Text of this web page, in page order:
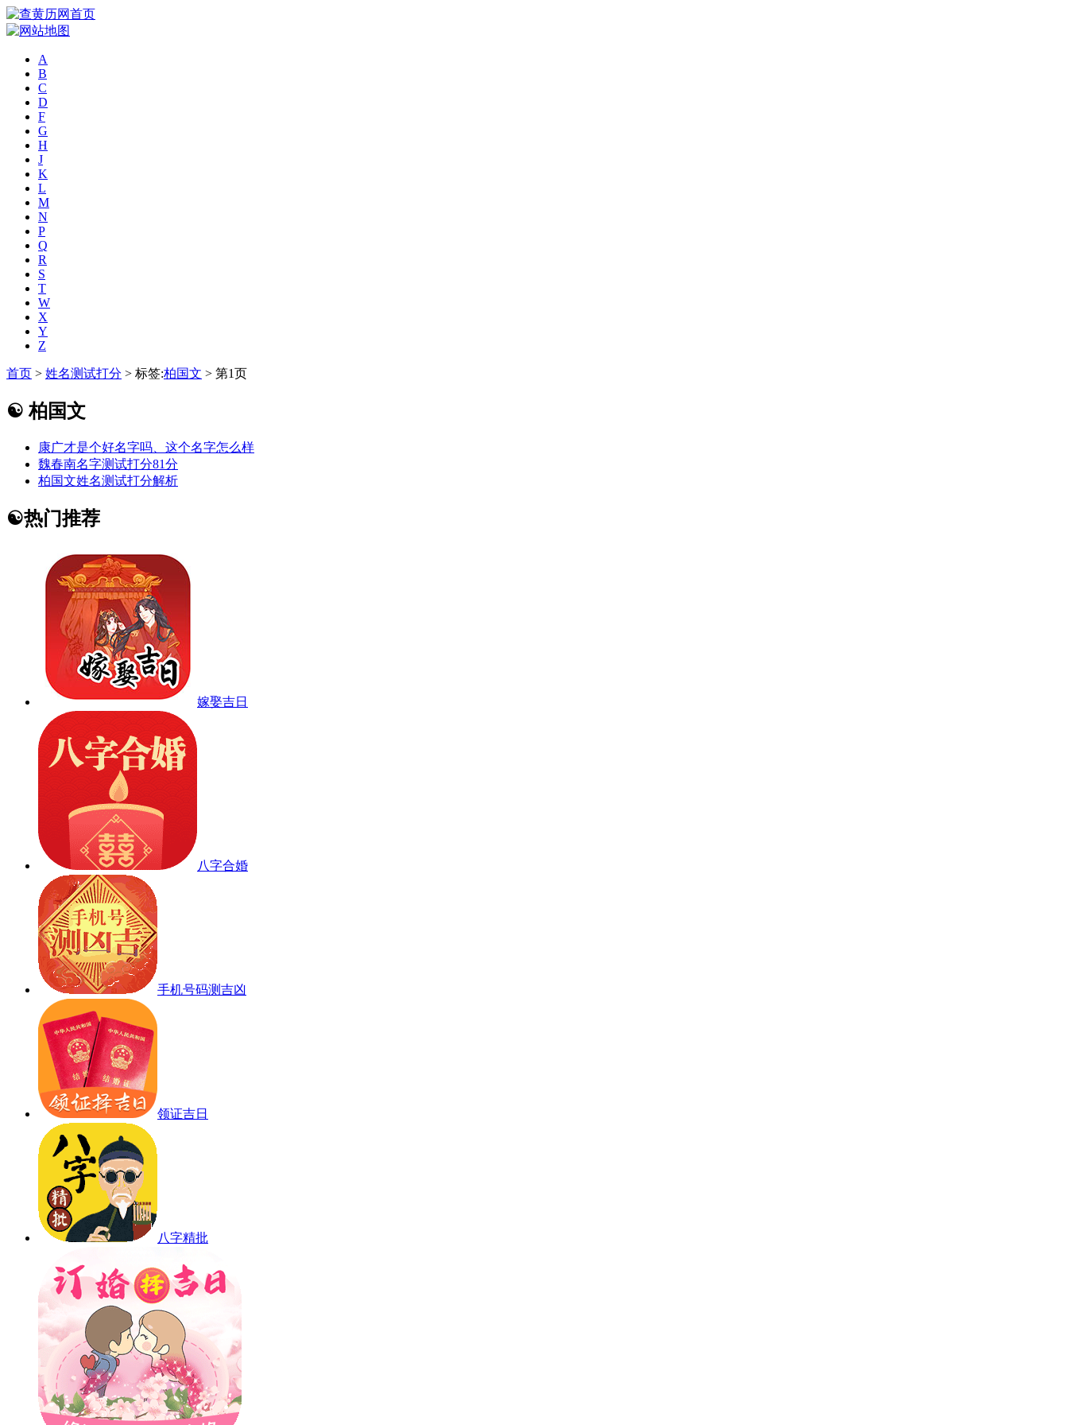
A
B
C
D
F
G
H
J
K
L
M
N
P
Q
R
S
T
W
X
Y
Z
首页 > 姓名测试打分 > 标签:柏国文 > 第1页
☯ 柏国文
康广才是个好名字吗、这个名字怎么样
魏春南名字测试打分81分
柏国文姓名测试打分解析
☯热门推荐
嫁娶吉日
八字合婚
手机号码测吉凶
领证吉日
八字精批